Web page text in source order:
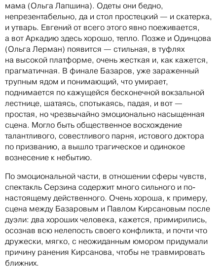
мама (Ольга Лапшина). Одеты они бедно,
непрезентабельно, да и стол простецкий — и скатерка,
и утварь. Евгений от всего этого явно поеживается,
а вот Аркадию здесь хорошо, тепло. Позже и Одинцова
(Ольга Лерман) появится — стильная, в туфлях
на высокой платформе, очень жесткая и, как кажется,
прагматичная. В финале Базаров, уже зараженный
трупным ядом и понимающий, что умирает,
поднимается по кажущейся бесконечной вокзальной
лестнице, шатаясь, спотыкаясь, падая, и вот —
простая, но чрезвычайно эмоционально насыщенная
сцена. Могло быть общественное восхождение
талантливого, совестливого парня, истового доктора
по призванию, а вышло трагическое и одинокое
вознесение к небытию.
По эмоциональной части, в отношении сферы чувств,
спектакль Серзина содержит много сильного и по-
настоящему действенного. Очень хороша, к примеру,
сцена между Базаровым и Павлом Кирсановым после
дуэли: два хороших человека, кажется, примирились,
осознав всю нелепость своего конфликта, и почти что
дружески, мягко, с неожиданным юмором придумали
причину ранения Кирсанова, чтобы не травмировать
ближних.